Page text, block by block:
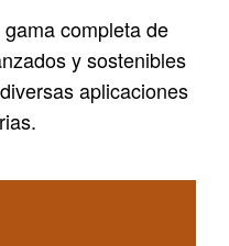
completa de
y sostenibles
aplicaciones